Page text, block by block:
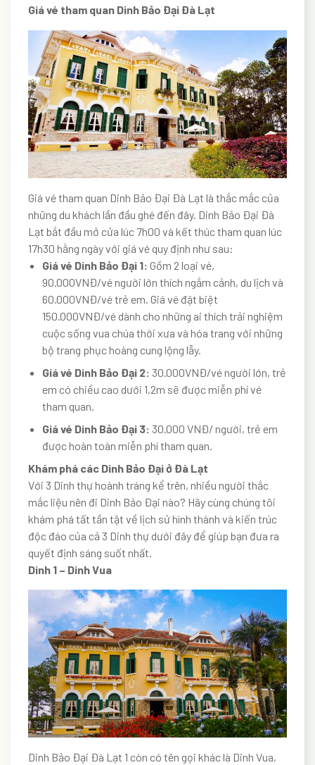
Giá vé tham quan Dinh Bảo Đại Đà Lạt
Giá vé tham quan Dinh Bảo Đại Đà Lạt là thắc mắc của
những du khách lần đầu ghé đến đây. Dinh Bảo Đại Đà
Lạt bắt đầu mở cửa lúc 7h00 và kết thúc tham quan lúc
17h30 hằng ngày với giá vé quy định như sau:
Giá vé Dinh Bảo Đại 1: Gồm 2 loại vé,
90.000VNĐ/vé người lớn thích ngắm cảnh, du lịch và
60.000VNĐ/vé trẻ em. Giá vé đặt biệt
150.000VNĐ/vé dành cho những ai thích trải nghiệm
cuộc sống vua chúa thời xưa và hóa trang với những
bộ trang phục hoàng cung lộng lẫy.
Giá vé Dinh Bảo Đại 2: 30.000VNĐ/vé người lớn, trẻ
em có chiều cao dưới 1,2m sẽ được miễn phí vé
tham quan.
Giá vé Dinh Bảo Đại 3: 30.000 VNĐ/ người, trẻ em
được hoàn toàn miễn phí tham quan.
Khám phá các Dinh Bảo Đại ở Đà Lạt
Với 3 Dinh thự hoành tráng kể trên, nhiều người thắc
mắc liệu nên đi Dinh Bảo Đại nào? Hãy cùng chúng tôi
khám phá tất tần tật về lịch sử hình thành và kiến trúc
độc đáo của cả 3 Dinh thự dưới đây để giúp bạn đưa ra
quyết định sáng suốt nhất.
Dinh 1 – Dinh Vua
Dinh Bảo Đại Đà Lạt 1 còn có tên gọi khác là Dinh Vua,